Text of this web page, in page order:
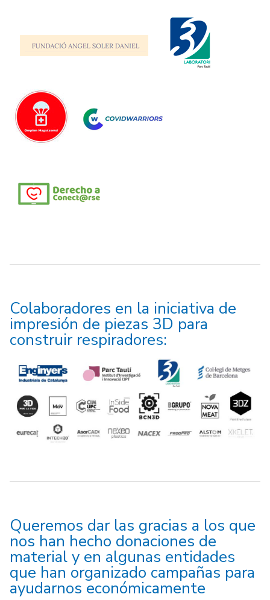
Colaboradores en la iniciativa de
impresión de piezas 3D para
construir respiradores:
Queremos dar las gracias a los que
nos han hecho donaciones de
material y en algunas entidades
que han organizado campañas para
ayudarnos económicamente